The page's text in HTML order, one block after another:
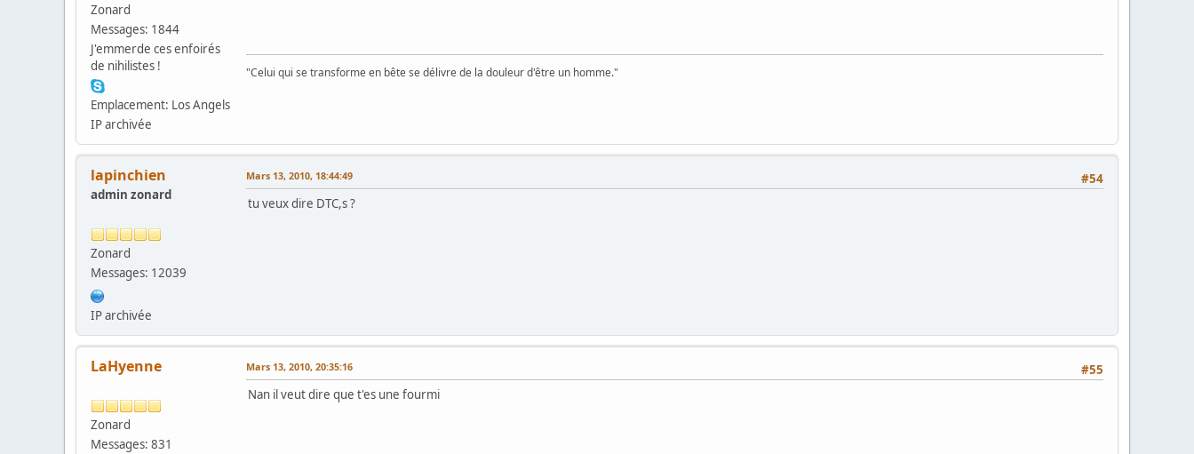
Zonard
Messages: 1844
J'emmerde ces enfoirés
de nihilistes !
Emplacement: Los Angels
IP archivée
"Celui qui se transforme en bête se délivre de la douleur d'être un homme."
lapinchien
admin zonard
Zonard
Messages: 12039
IP archivée
#54
Mars 13, 2010, 18:44:49
tu veux dire DTC,s ?
LaHyenne
Zonard
Messages: 831
#55
Mars 13, 2010, 20:35:16
Nan il veut dire que t'es une fourmi